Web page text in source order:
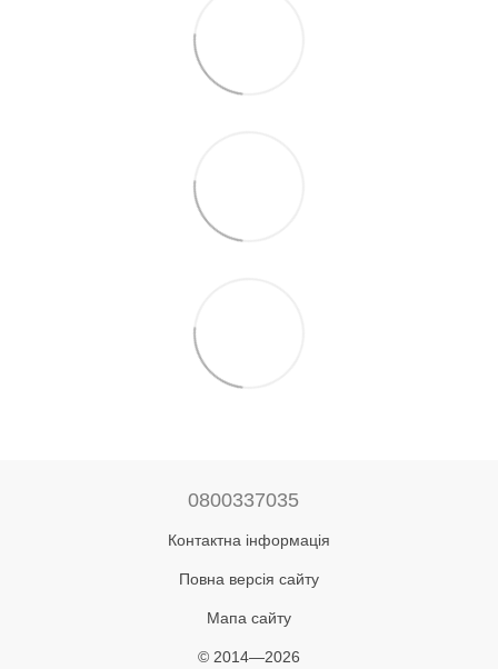
0800337035
Контактна інформація
Повна версія сайту
Мапа сайту
© 2014—2026